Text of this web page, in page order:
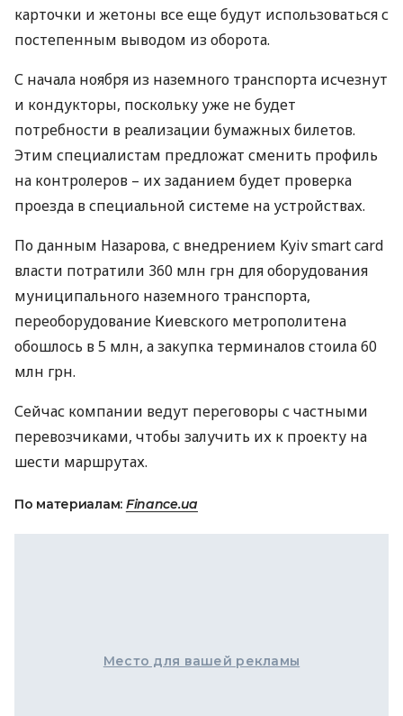
карточки и жетоны все еще будут использоваться с
постепенным выводом из оборота.
С начала ноября из наземного транспорта исчезнут
и кондукторы, поскольку уже не будет
потребности в реализации бумажных билетов.
Этим специалистам предложат сменить профиль
на контролеров – их заданием будет проверка
проезда в специальной системе на устройствах.
По данным Назарова, с внедрением Kyiv smart card
власти потратили 360 млн грн для оборудования
муниципального наземного транспорта,
переоборудование Киевского метрополитена
обошлось в 5 млн, а закупка терминалов стоила 60
млн грн.
Сейчас компании ведут переговоры с частными
перевозчиками, чтобы залучить их к проекту на
шести маршрутах.
По материалам: Finance.ua
Место для вашей рекламы